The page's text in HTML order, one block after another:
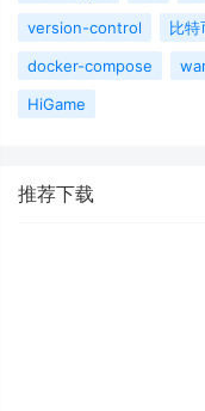
version-control
比特
docker-compose
HiGame
推荐下载